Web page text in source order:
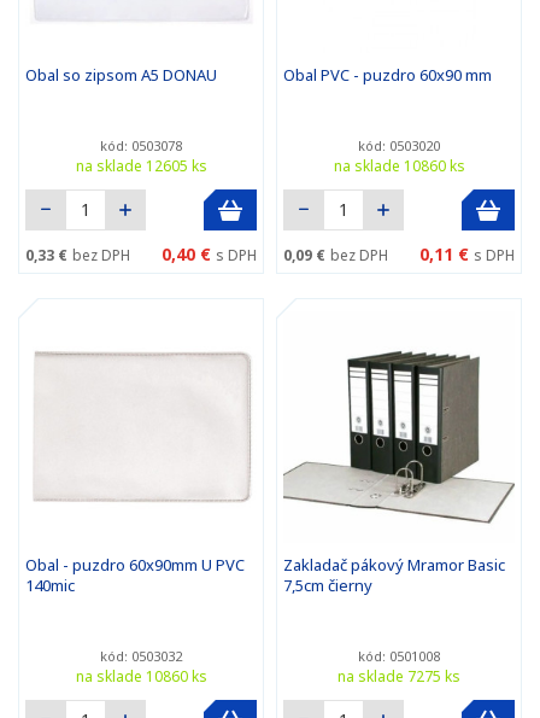
Obal so zipsom A5 DONAU
kód: 0503078
na sklade 12605 ks
0,33 € bez DPH 0,40 € s DPH
Obal PVC - puzdro 60x90 mm
kód: 0503020
na sklade 10860 ks
0,09 € bez DPH 0,11 € s DPH
Obal - puzdro 60x90mm U PVC
140mic
kód: 0503032
na sklade 10860 ks
Zakladač pákový Mramor Basic
7,5cm čierny
kód: 0501008
na sklade 7275 ks